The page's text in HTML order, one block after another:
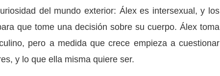
del mundo exterior: Álex es intersexual, y los
que tome una decisión sobre su cuerpo. Álex toma
pero a medida que crece empieza a cuestionar
y lo que ella misma quiere ser.